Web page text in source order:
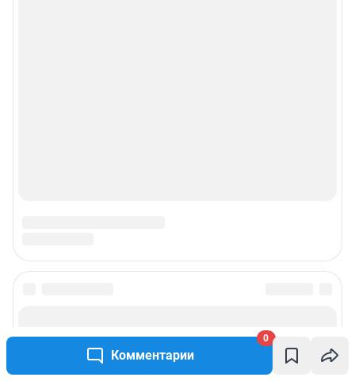
Комментарии
0